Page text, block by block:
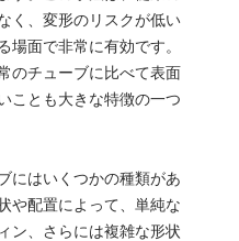
く、変形のリスクが低い
場面で非常に有効です。
のチューブに比べて表面
ことも大きな特徴の一つ
にはいくつかの種類があ
や配置によって、単純な
ン、さらには複雑な形状